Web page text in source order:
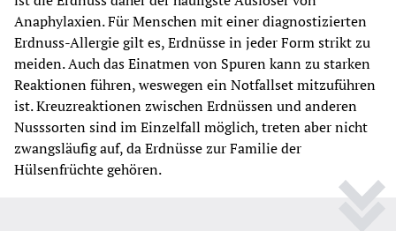
Anaphylaxien. Für Menschen mit einer diagnostizierten
Erdnuss-Allergie gilt es, Erdnüsse in jeder Form strikt zu
meiden. Auch das Einatmen von Spuren kann zu starken
Reaktionen führen, weswegen ein Notfallset mitzuführen
ist. Kreuzreaktionen zwischen Erdnüssen und anderen
Nusssorten sind im Einzelfall möglich, treten aber nicht
zwangsläufig auf, da Erdnüsse zur Familie der
Hülsenfrüchte gehören.